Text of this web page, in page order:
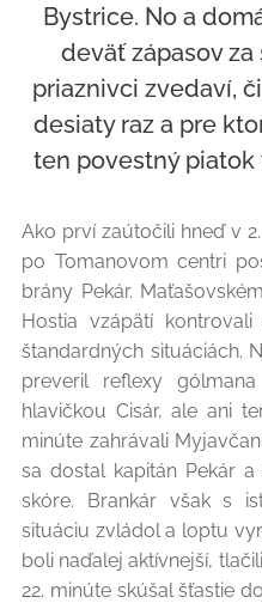
Bystrice. No a
deväť zápasov
priaznivci zvedaví,
desiaty raz a pre
ten povestný piatok
Ako prví zaútočili hneď v
po Tomanovom centri
brány Pekár.
Hostia vzápätí
štandardných situáciách.
preveril reflexy
hlavičkou Cisár, ale ani
minúte zahrávali
sa dostal kapitán Pekár
skóre. Brankár však s
situáciu zvládol a loptu
boli naďalej aktívnejší,
22. minúte skúšal šťastie